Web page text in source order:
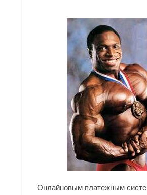
Онлайновым платежным